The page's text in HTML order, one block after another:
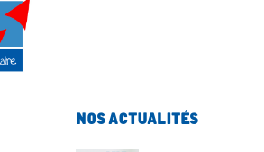
Nos actualités